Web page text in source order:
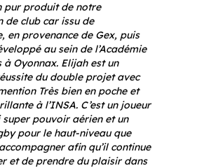
pur produit de notre
de club car issu de
en provenance de Gex, puis
au sein de l’Académie
à Oyonnax. Elijah est un
du double projet avec
Très bien en poche et
à l’INSA. C’est un joueur
super pouvoir aérien et un
pour le haut-niveau que
afin qu’il continue
et de prendre du plaisir dans